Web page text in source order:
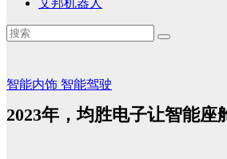
艾邦机器人
智能内饰 智能驾驶
2023年，均胜电子让智能座